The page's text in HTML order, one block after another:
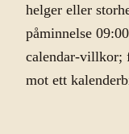
helger eller
påminnelse
calendar-villkor;
mot ett